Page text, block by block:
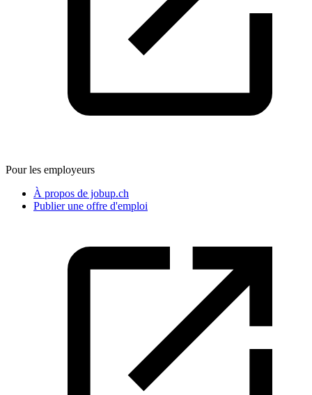
Pour les employeurs
À propos de jobup.ch
Publier une offre d'emploi